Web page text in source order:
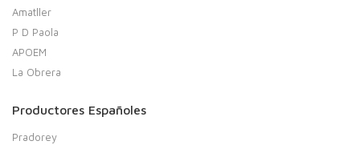
Amatller
P D Paola
APOEM
La Obrera
Productores Españoles
Pradorey